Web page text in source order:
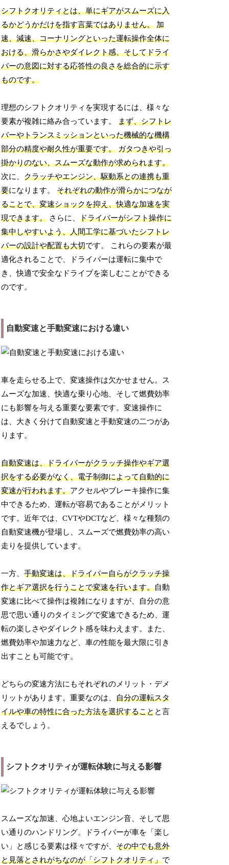
シフトクオリティとは、単にギアがスムーズに入
るかどうかだけを指す言葉ではありません。 加
速、減速、コーナリングといった運転操作全体に
おける、滑らかさやダイレクト感、そしてドライ
バーの意図に対する応答性の良さを総合的に示す
ものです。
理想のシフトクオリティを実現するには、様々な
要素が複雑に絡み合っています。まず、シフトレ
バーやトランスミッションといった機械的な機構
部分の精度や耐久性が重要です。 ガタつきや引っ
掛かりのない、スムーズな動作が求められます。
次に、クラッチやエンジン、駆動系との連携も重
要になります。それぞれの動作が滑らかにつなが
ることで、変速ショックを抑え、快適な加速を実
現できます。 さらに、ドライバーがシフト操作に
集中しやすいよう、人間工学に基づいたシフトレ
バーの設計や配置も大切です。 これらの要素が最
適化されることで、ドライバーは運転に集中で
き、快適で安全なドライブを楽しむことができる
のです。
自動変速と手動変速における違い
車を走らせる上で、変速操作は欠かせません。ス
ムーズな加速、快適な乗り心地、そして燃費効率
にも影響を与える重要な要素です。変速操作に
は、大きく分けて自動変速と手動変速の二つがあ
ります。
自動変速は、ドライバーがクラッチ操作やギア選
択をする必要がなく、電子制御によって自動的に
変速が行われます。アクセルやブレーキ操作に集
中できるため、運転が容易であることがメリット
です。近年では、CVTやDCTなど、様々な種類の
自動変速機が登場し、スムーズで燃費効率の高い
走りを提供しています。
一方、手動変速は、ドライバー自らがクラッチ操
作とギア選択を行うことで変速を行います。自動
変速に比べて操作は複雑になりますが、自分の意
思で思い通りのタイミングで変速できるため、運
転の楽しさやダイレクト感を味わえます。また、
燃費効率や加速力など、車の性能を最大限に引き
出すことも可能です。
どちらの変速方法にもそれぞれのメリット・デメ
リットがあります。重要なのは、自分の運転スタ
イルや車の特性に合った方法を選択することと言
えるでしょう。
シフトクオリティが運転体験に与える影響
スムーズな加速、心地よいエンジン音、そして思
い通りのハンドリング。ドライバーが車を「楽し
い」と感じる要素は様々ですが、その中でも意外
と見落とされがちなのが「シフトクオリティ」で